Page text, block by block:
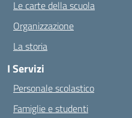
Le carte della scuola
Organizzazione
La storia
I Servizi
Personale scolastico
Famiglie e studenti